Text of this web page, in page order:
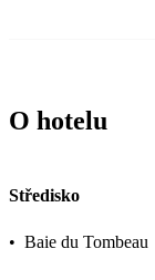
O hotelu
Středisko
• Baie du Tombeau